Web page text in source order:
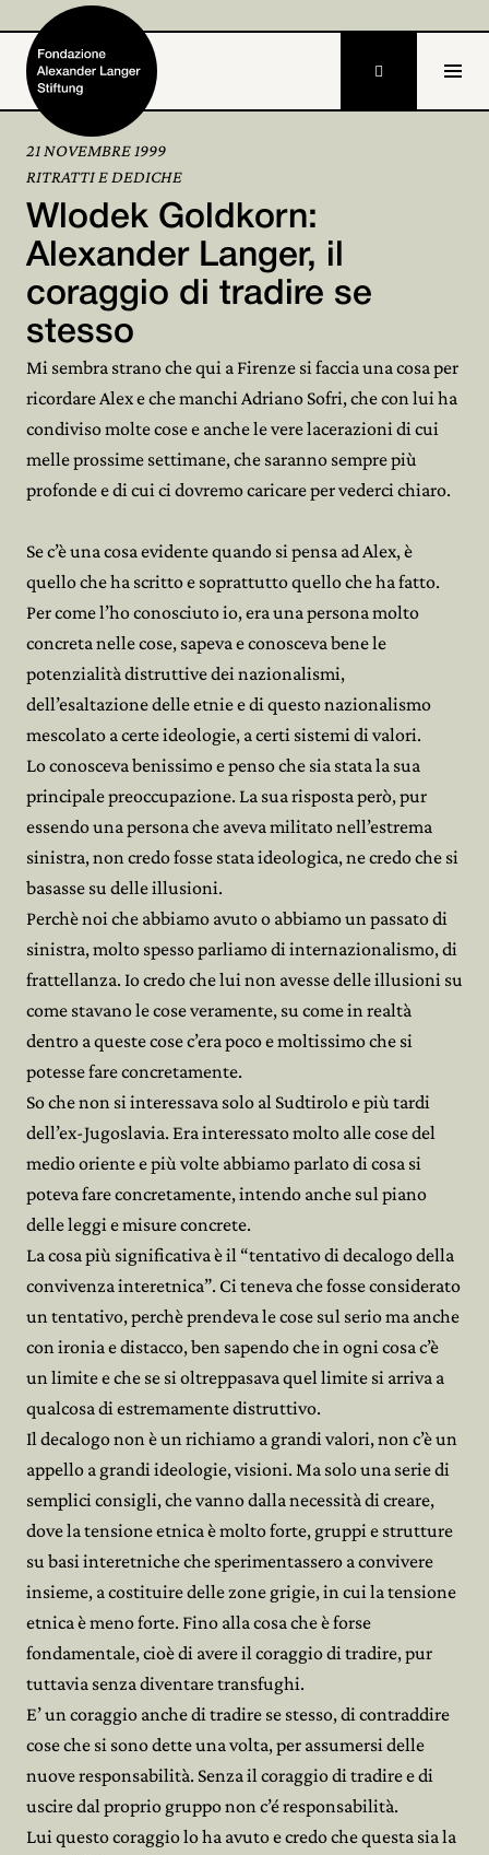
Home
Fondazione
Attività e progetti
Alexander Langer
Archivio
Partecipa

21 NOVEMBRE 1999
RITRATTI E DEDICHE
Wlodek Goldkorn:
Alexander Langer, il
coraggio di tradire se
stesso
Mi sembra strano che qui a Firenze si faccia una cosa per
ricordare Alex e che manchi Adriano Sofri, che con lui ha
condiviso molte cose e anche le vere lacerazioni di cui
melle prossime settimane, che saranno sempre più
profonde e di cui ci dovremo caricare per vederci chiaro.
Se c’è una cosa evidente quando si pensa ad Alex, è
quello che ha scritto e soprattutto quello che ha fatto.
Per come l’ho conosciuto io, era una persona molto
concreta nelle cose, sapeva e conosceva bene le
potenzialità distruttive dei nazionalismi,
dell’esaltazione delle etnie e di questo nazionalismo
mescolato a certe ideologie, a certi sistemi di valori.
Lo conosceva benissimo e penso che sia stata la sua
principale preoccupazione. La sua risposta però, pur
essendo una persona che aveva militato nell’estrema
sinistra, non credo fosse stata ideologica, ne credo che si
basasse su delle illusioni.
Perchè noi che abbiamo avuto o abbiamo un passato di
sinistra, molto spesso parliamo di internazionalismo, di
frattellanza. Io credo che lui non avesse delle illusioni su
come stavano le cose veramente, su come in realtà
dentro a queste cose c’era poco e moltissimo che si
potesse fare concretamente.
So che non si interessava solo al Sudtirolo e più tardi
dell’ex-Jugoslavia. Era interessato molto alle cose del
medio oriente e più volte abbiamo parlato di cosa si
poteva fare concretamente, intendo anche sul piano
delle leggi e misure concrete.
La cosa più significativa è il “tentativo di decalogo della
convivenza interetnica”. Ci teneva che fosse considerato
un tentativo, perchè prendeva le cose sul serio ma anche
con ironia e distacco, ben sapendo che in ogni cosa c’è
un limite e che se si oltreppasava quel limite si arriva a
qualcosa di estremamente distruttivo.
Il decalogo non è un richiamo a grandi valori, non c’è un
appello a grandi ideologie, visioni. Ma solo una serie di
semplici consigli, che vanno dalla necessità di creare,
dove la tensione etnica è molto forte, gruppi e strutture
su basi interetniche che sperimentassero a convivere
insieme, a costituire delle zone grigie, in cui la tensione
etnica è meno forte. Fino alla cosa che è forse
fondamentale, cioè di avere il coraggio di tradire, pur
tuttavia senza diventare transfughi.
E’ un coraggio anche di tradire se stesso, di contraddire
cose che si sono dette una volta, per assumersi delle
nuove responsabilità. Senza il coraggio di tradire e di
uscire dal proprio gruppo non c’é responsabilità.
Lui questo coraggio lo ha avuto e credo che questa sia la